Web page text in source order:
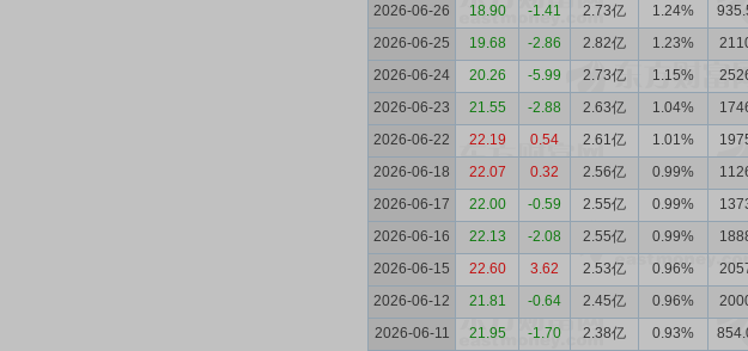
2026-06-26
18.90 -1.41 2.73亿 1.24%
2026-06-25
19.68 -2.86 2.82亿 1.23%
2026-06-24
20.26 -5.99 2.73亿 1.15%
2026-06-23
21.55 -2.88 2.63亿 1.04%
2026-06-22
22.19 0.54 2.61亿 1.01%
2026-06-18
22.07 0.32 2.56亿 0.99%
2026-06-17
22.00 -0.59 2.55亿 0.99%
2026-06-16
22.13 -2.08 2.55亿 0.99%
2026-06-15
22.60 3.62 2.53亿 0.96%
2026-06-12
21.81 -0.64 2.45亿 0.96%
2026-06-11
21.95 -1.70 2.38亿 0.93%